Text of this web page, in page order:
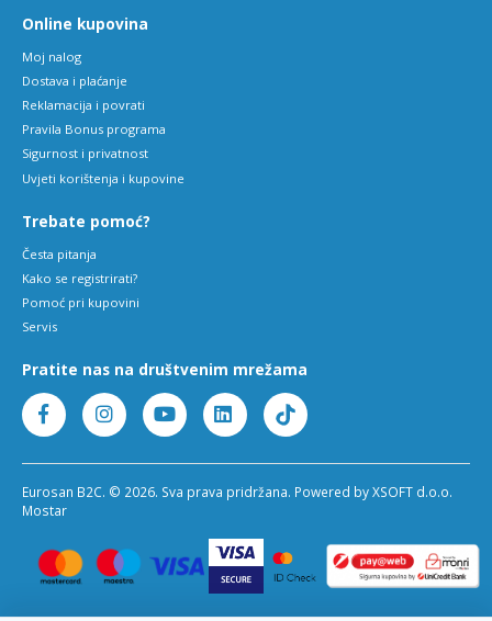
Online kupovina
Moj nalog
Dostava i plaćanje
Reklamacija i povrati
Pravila Bonus programa
Sigurnost i privatnost
Uvjeti korištenja i kupovine
Trebate pomoć?
Česta pitanja
Kako se registrirati?
Pomoć pri kupovini
Servis
Pratite nas na društvenim mrežama
Eurosan B2C. © 2026. Sva prava pridržana. Powered by XSOFT d.o.o.
Mostar